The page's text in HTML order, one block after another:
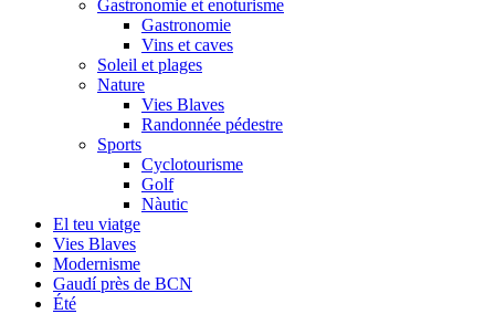
Gastronomie et enoturisme
Gastronomie
Vins et caves
Soleil et plages
Nature
Vies Blaves
Randonnée pédestre
Sports
Cyclotourisme
Golf
Nàutic
El teu viatge
Vies Blaves
Modernisme
Gaudí près de BCN
Été